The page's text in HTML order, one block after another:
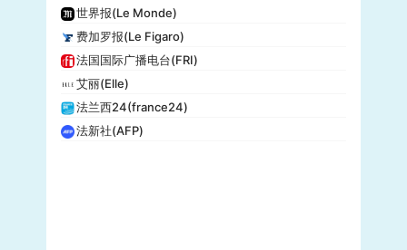
世界报(Le Monde)
费加罗报(Le Figaro)
法国国际广播电台(FRI)
艾丽(Elle)
法兰西24(france24)
法新社(AFP)